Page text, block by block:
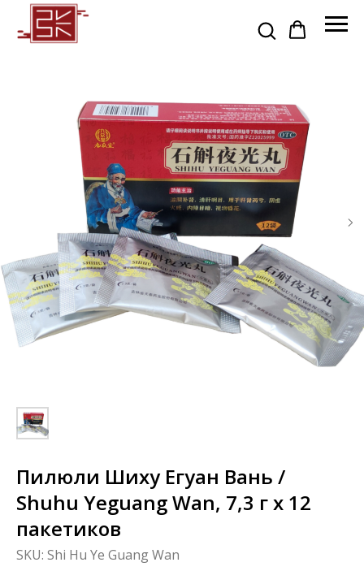
Пилюли Шиху Егуан Вань /
Shuhu Yeguang Wan, 7,3 г x 12
пакетиков
SKU: Shi Hu Ye Guang Wan